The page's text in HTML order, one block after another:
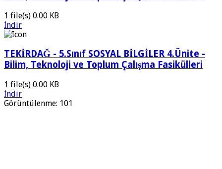
1 file(s) 0.00 KB
İndir
TEKİRDAĞ - 5.Sınıf SOSYAL BİLGİLER 4.Ünite -
Bilim, Teknoloji ve Toplum Çalışma Fasikülleri
1 file(s) 0.00 KB
İndir
Görüntülenme: 101